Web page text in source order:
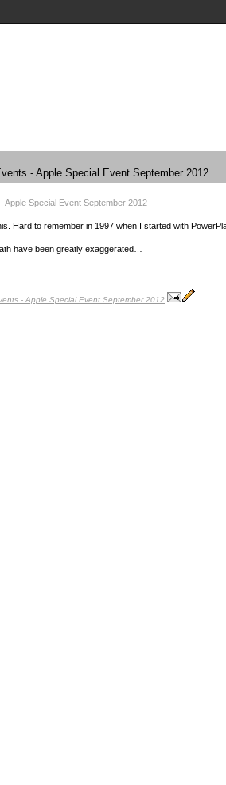
- Apple Special Event September 2012
Apple Special Event September 2012
Hard to remember in 1997 when I started with
have been greatly exaggerated…
- Apple Special Event September 2012